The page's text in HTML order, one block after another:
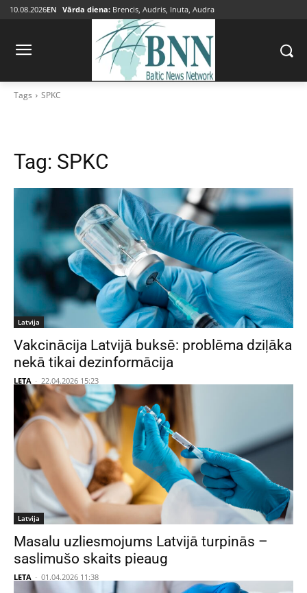
10.08.2026EN Vārda diena: Brencis, Audris, Inuta, Audra
Tags SPKC
Tag: SPKC
Latvija
Vakcinācija Latvijā buksē: problēma dziļāka
nekā tikai dezinformācija
LETA - 22.04.2026 15:23
Latvija
Masalu uzliesmojums Latvijā turpinās –
saslimušo skaits pieaug
LETA - 01.04.2026 11:38